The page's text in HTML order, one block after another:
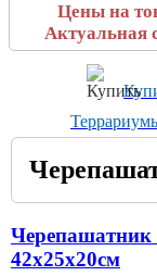
Цены на
Актуальная
Черепашатник
42х25х20см